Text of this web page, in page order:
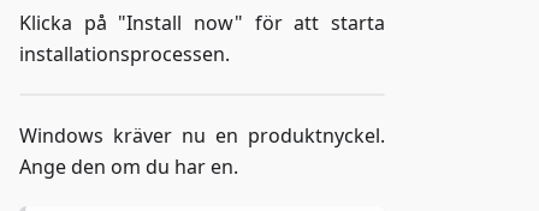
Klicka på "Install now" för att starta
installationsprocessen.
Windows kräver nu en produktnyckel.
Ange den om du har en.